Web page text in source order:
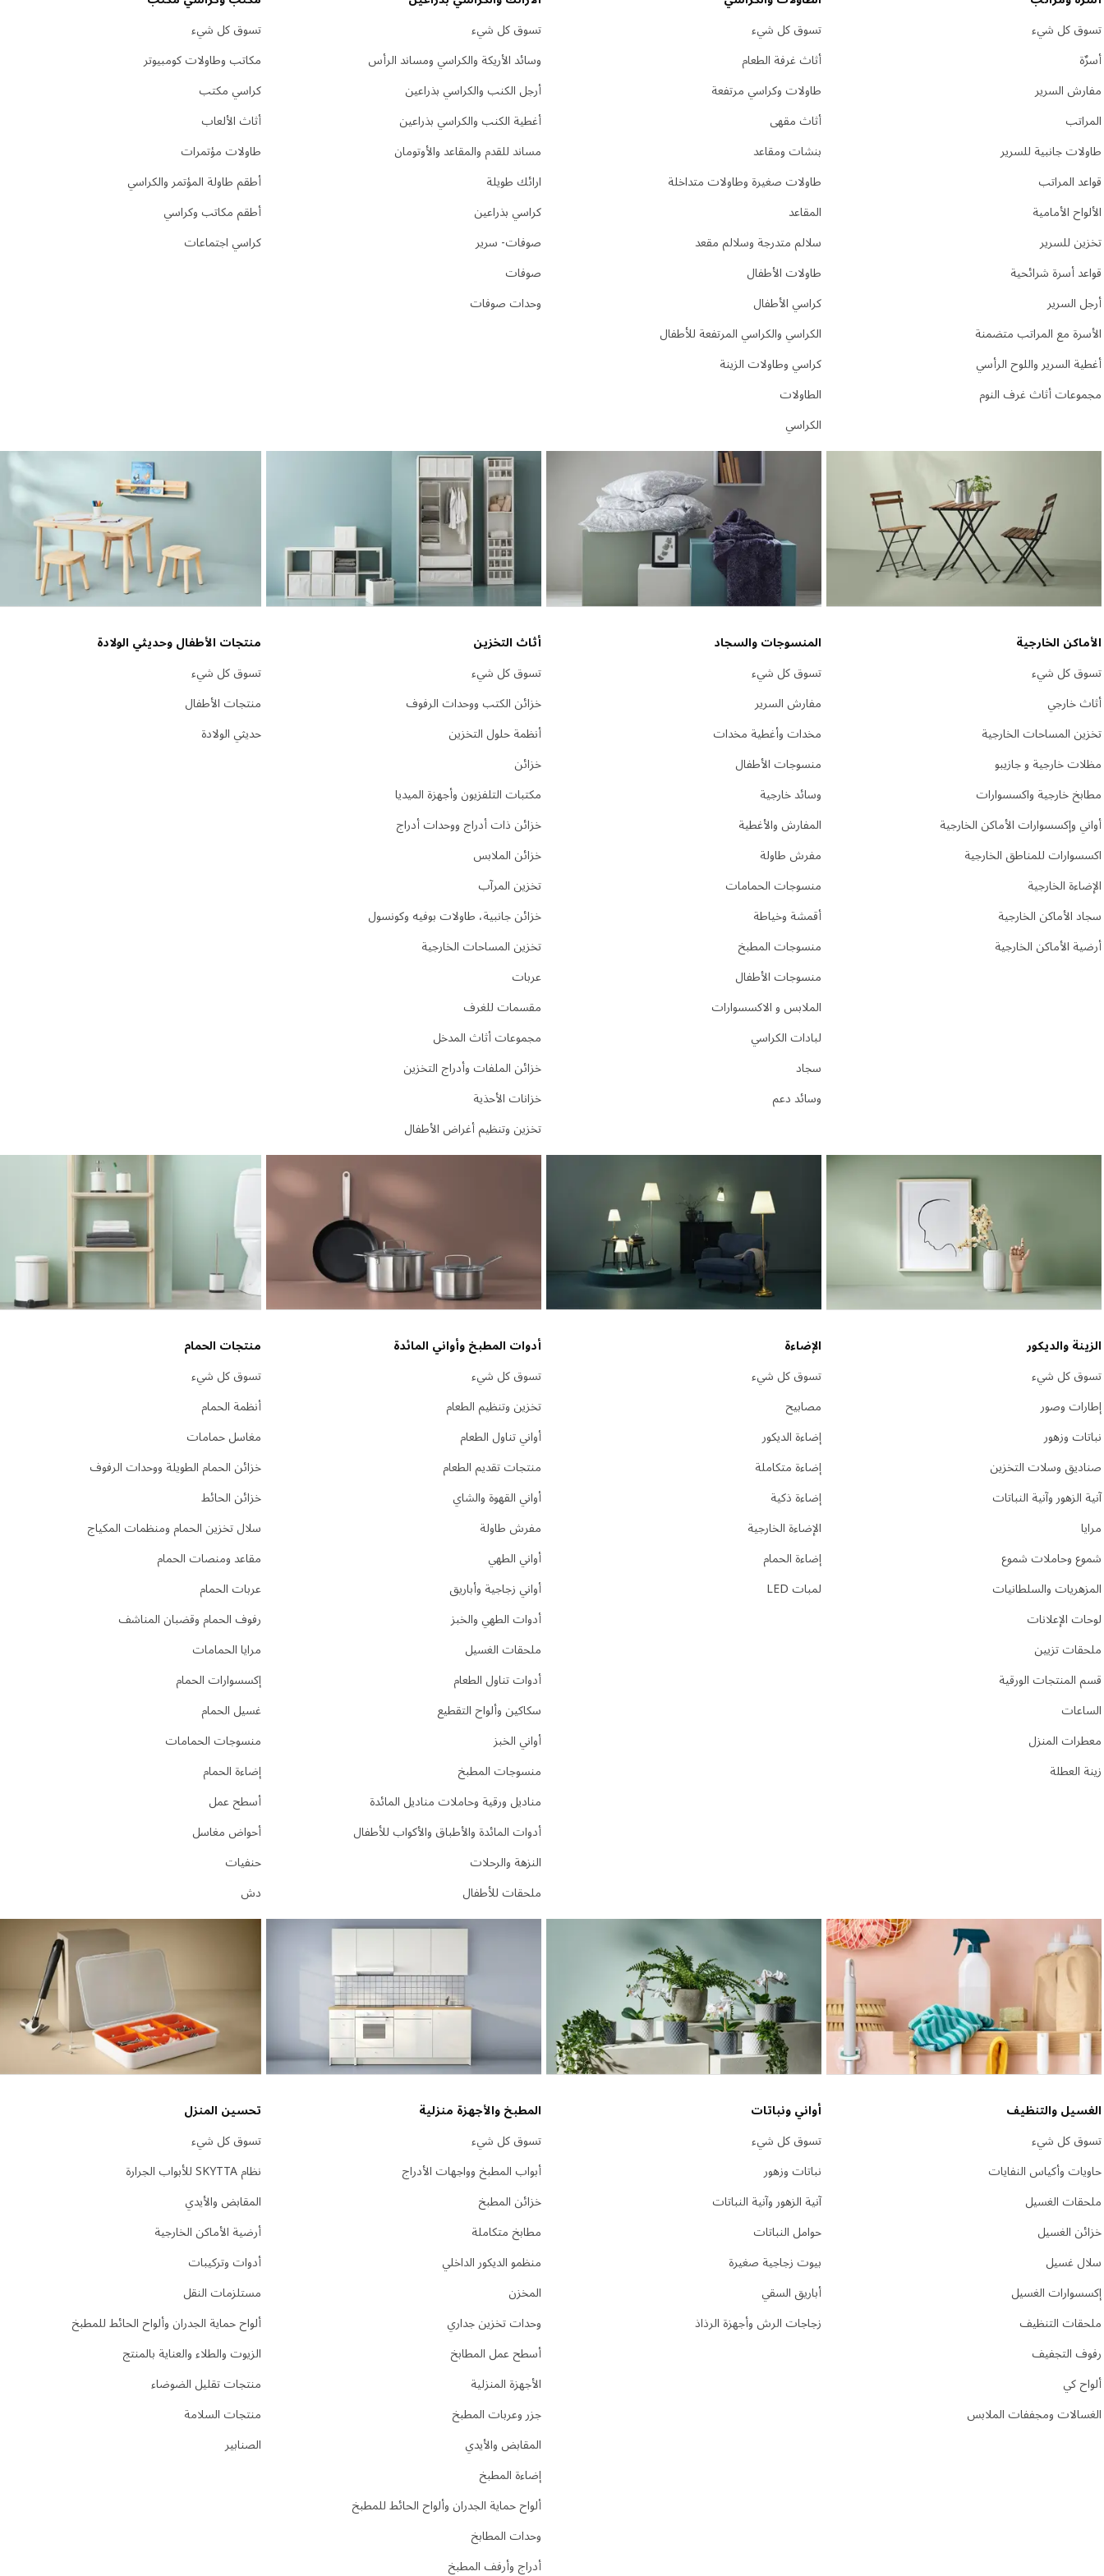
تسوق كل شيء
أسرٌة
مفارش السرير
المراتب
طاولات جانبية للسرير
قواعد المراتب
الألواح الأمامية
تخزين للسرير
قواعد أسرة شرائحية
أرجل السرير
الأسرة مع المراتب متضمنة
أغطية السرير واللوح الرأسي
مجموعات أثاث غرف النوم
تسوق كل شيء
أثاث غرفة الطعام
طاولات وكراسي مرتفعة
أثاث مقهى
بنشات ومقاعد
طاولات صغيرة وطاولات متداخلة
المقاعد
سلالم متدرجة وسلالم مقعد
طاولات الأطفال
كراسي الأطفال
الكراسي والكراسي المرتفعة للأطفال
كراسي وطاولات الزينة
الطاولات
الكراسي
تسوق كل شيء
وسائد الأريكة والكراسي ومساند الرأس
أرجل الكنب والكراسي بذراعين
أغطية الكنب والكراسي بذراعين
مساند للقدم والمقاعد والأوتومان
ارائك طويلة
كراسي بذراعين
صوفات- سرير
صوفات
وحدات صوفات
تسوق كل شيء
مكاتب وطاولات كومبيوتر
كراسي مكتب
أثاث الألعاب
طاولات مؤتمرات
أطقم طاولة المؤتمر والكراسي
أطقم مكاتب وكراسي
كراسي اجتماعات
الأماكن الخارجية
تسوق كل شيء
أثاث خارجي
تخزين المساحات الخارجية
مظلات خارجية و جازيبو
مطابخ خارجية واكسسوارات
أواني وإكسسوارات الأماكن الخارجية
اكسسوارات للمناطق الخارجية
الإضاءة الخارجية
سجاد الأماكن الخارجية
أرضية الأماكن الخارجية
المنسوجات والسجاد
تسوق كل شيء
مفارش السرير
مخدات وأغطية مخدات
منسوجات الأطفال
وسائد خارجية
المفارش والأغطية
مفرش طاولة
منسوجات الحمامات
أقمشة وخياطة
منسوجات المطبخ
منسوجات الأطفال
الملابس و الاكسسوارات
لبادات الكراسي
سجاد
وسائد دعم
أثاث التخزين
تسوق كل شيء
خزائن الكتب ووحدات الرفوف
أنظمة حلول التخزين
خزائن
مكتبات التلفزيون وأجهزة الميديا
خزائن ذات أدراج ووحدات أدراج
خزائن الملابس
تخزين المرآب
خزائن جانبية، طاولات بوفيه وكونسول
تخزين المساحات الخارجية
عربات
مقسمات للغرف
مجموعات أثاث المدخل
خزائن الملفات وأدراج التخزين
خزانات الأحذية
تخزين وتنظيم أغراض الأطفال
منتجات الأطفال وحديثي الولادة
تسوق كل شيء
منتجات الأطفال
حديثي الولادة
الزينة والديكور
تسوق كل شيء
إطارات وصور
نباتات وزهور
صناديق وسلات التخزين
آنية الزهور وآنية النباتات
مرايا
شموع وحاملات شموع
المزهريات والسلطانيات
لوحات الإعلانات
ملحقات تزيين
قسم المنتجات الورقية
الساعات
معطرات المنزل
زينة العطلة
الإضاءة
تسوق كل شيء
مصابيح
إضاءة الديكور
إضاءة متكاملة
إضاءة ذكية
الإضاءة الخارجية
إضاءة الحمام
لمبات LED
أدوات المطبخ وأواني المائدة
تسوق كل شيء
تخزين وتنظيم الطعام
أواني تناول الطعام
منتجات تقديم الطعام
أواني القهوة والشاي
مفرش طاولة
أواني الطهي
أواني زجاجية وأباريق
أدوات الطهي والخبز
ملحقات الغسيل
أدوات تناول الطعام
سكاكين وألواح التقطيع
أواني الخبز
منسوجات المطبخ
مناديل ورقية وحاملات مناديل المائدة
أدوات المائدة والأطباق والأكواب للأطفال
النزهة والرحلات
ملحقات للأطفال
منتجات الحمام
تسوق كل شيء
أنظمة الحمام
مغاسل حمامات
خزائن الحمام الطويلة ووحدات الرفوف
خزائن الحائط
سلال تخزين الحمام ومنظمات المكياج
مقاعد ومنصات الحمام
عربات الحمام
رفوف الحمام وقضبان المناشف
مرايا الحمامات
إكسسوارات الحمام
غسيل الحمام
منسوجات الحمامات
إضاءة الحمام
أسطح عمل
أحواض مغاسل
حنفيات
دش
الغسيل والتنظيف
تسوق كل شيء
حاويات وأكياس النفايات
ملحقات الغسيل
خزائن الغسيل
سلال غسيل
إكسسوارات الغسيل
ملحقات التنظيف
رفوف التجفيف
ألواح كي
الغسالات ومجففات الملابس
أواني ونباتات
تسوق كل شيء
نباتات وزهور
آنية الزهور وآنية النباتات
حوامل النباتات
بيوت زجاجية صغيرة
أباريق السقي
زجاجات الرش وأجهزة الرذاذ
المطبخ والأجهزة منزلية
تسوق كل شيء
أبواب المطبخ وواجهات الأدراج
خزائن المطبخ
مطابخ متكاملة
منظمو الديكور الداخلي
المخزن
وحدات تخزين جداري
أسطح عمل المطابخ
الأجهزة المنزلية
جزر وعربات المطبخ
المقابض والأيدي
إضاءة المطبخ
ألواح حماية الجدران وألواح الحائط للمطبخ
وحدات المطابخ
أدراج وأرفف المطبخ
تحسين المنزل
تسوق كل شيء
نظام SKYTTA للأبواب الجرارة
المقابض والأيدي
أرضية الأماكن الخارجية
أدوات وتركيبات
مستلزمات النقل
ألواح حماية الجدران وألواح الحائط للمطبخ
الزيوت والطلاء والعناية بالمنتج
منتجات تقليل الضوضاء
منتجات السلامة
الصنابير